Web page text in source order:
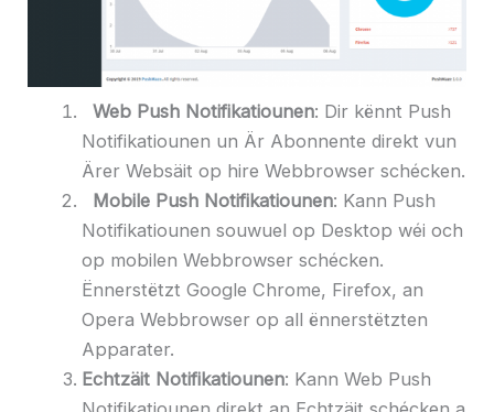
Web Push Notifikatiounen: Dir kënnt Push
Notifikatiounen un Är Abonnente direkt vun
Ärer Websäit op hire Webbrowser schécken.
Mobile Push Notifikatiounen: Kann Push
Notifikatiounen souwuel op Desktop wéi och
op mobilen Webbrowser schécken.
Ënnerstëtzt Google Chrome, Firefox, an
Opera Webbrowser op all ënnerstëtzten
Apparater.
Echtzäit Notifikatiounen: Kann Web Push